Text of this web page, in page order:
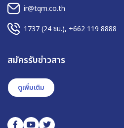
ir@tqm.co.th
1737(24 ชม.), +662 119 8888
สมัครรับข่าวสาร
ดูเพิ่มเติม